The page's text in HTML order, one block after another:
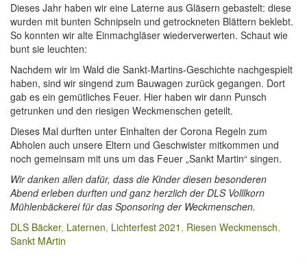
Dieses Jahr haben wir eine Laterne aus Gläsern gebastelt: diese
wurden mit bunten Schnipseln und getrockneten Blättern beklebt.
So konnten wir alte Einmachgläser wiederverwerten. Schaut wie
bunt sie leuchten:
Nachdem wir im Wald die Sankt-Martins-Geschichte nachgespielt
haben, sind wir singend zum Bauwagen zurück gegangen. Dort
gab es ein gemütliches Feuer. Hier haben wir dann Punsch
getrunken und den riesigen Weckmenschen geteilt.
Dieses Mal durften unter Einhalten der Corona Regeln zum
Abholen auch unsere Eltern und Geschwister mitkommen und
noch gemeinsam mit uns um das Feuer „Sankt Martin“ singen.
Wir danken allen dafür, dass die Kinder diesen besonderen
Abend erleben durften und ganz herzlich der DLS Volllkorn
Mühlenbäckerei für das Sponsoring der Weckmenschen.
DLS Bäcker, Laternen, Lichterfest 2021 , Riesen Weckmensch,
Sankt MArtin